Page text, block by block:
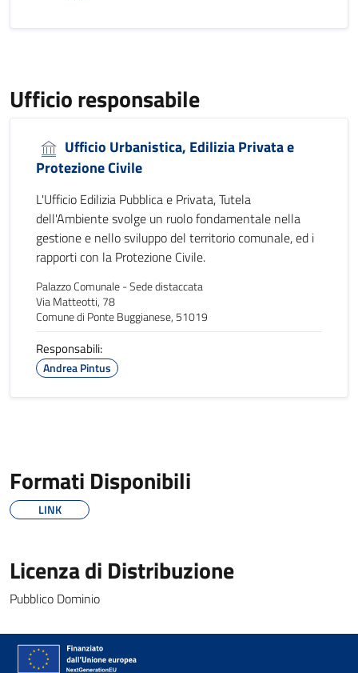
Ufficio responsabile
Ufficio Urbanistica, Edilizia Privata e
Protezione Civile
L'Ufficio Edilizia Pubblica e Privata, Tutela
dell'Ambiente svolge un ruolo fondamentale nella
gestione e nello sviluppo del territorio comunale, ed i
rapporti con la Protezione Civile.
Palazzo Comunale - Sede distaccata
Via Matteotti, 78
Comune di Ponte Buggianese, 51019
Responsabili:
Andrea Pintus
Formati Disponibili
LINK
Licenza di Distribuzione
Pubblico Dominio